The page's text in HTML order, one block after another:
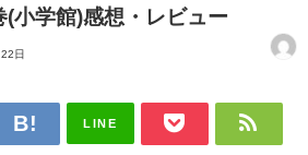
小学館)感想・レビュー
日
LINE